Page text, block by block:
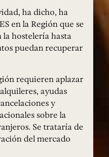
ha dicho, ha
en la Región que se
hostelería hasta
puedan recuperar
requieren aplazar
ayudas
y
sobre la
Se trataría de
del mercado